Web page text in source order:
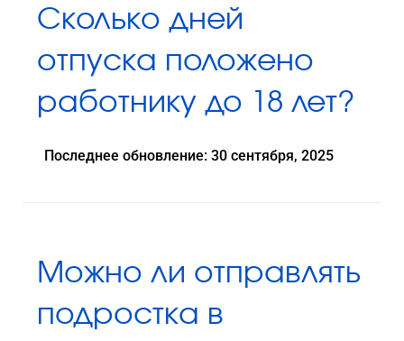
Сколько дней
отпуска положено
работнику до 18 лет?
Последнее обновление: 30 сентября, 2025
Можно ли отправлять
подростка в